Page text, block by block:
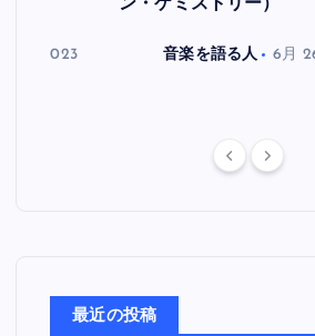
30, 2023
ン・ケミストリー）
音楽を語る人 6月
最近の投稿